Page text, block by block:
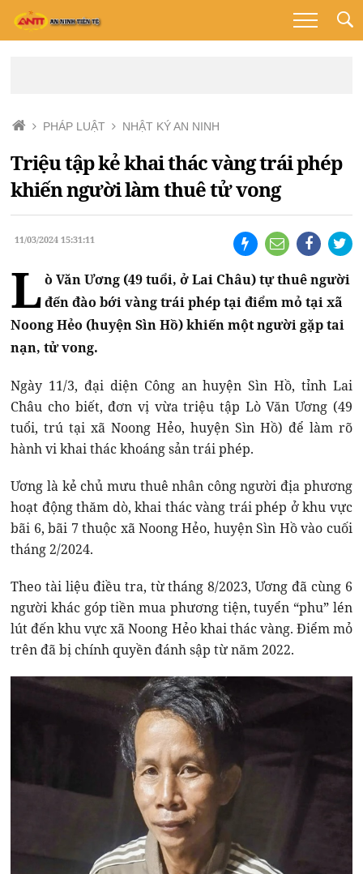
PHÁP LUẬT NHẬT KÝ AN NINH
Triệu tập kẻ khai thác vàng trái phép
khiến người làm thuê tử vong
11/03/2024 15:31:11
L ò Văn Ương (49 tuổi, ở Lai Châu) tự thuê người
đến đào bới vàng trái phép tại điểm mỏ tại xã
Noong Hẻo (huyện Sìn Hồ) khiến một người gặp tai
nạn, tử vong.
Ngày 11/3, đại diện Công an huyện Sìn Hồ, tỉnh Lai
Châu cho biết, đơn vị vừa triệu tập Lò Văn Ương (49
tuổi, trú tại xã Noong Hẻo, huyện Sìn Hồ) để làm rõ
hành vi khai thác khoáng sản trái phép.
Ương là kẻ chủ mưu thuê nhân công người địa phương
hoạt động thăm dò, khai thác vàng trái phép ở khu vực
bãi 6, bãi 7 thuộc xã Noong Hẻo, huyện Sìn Hồ vào cuối
tháng 2/2024.
Theo tài liệu điều tra, từ tháng 8/2023, Ương đã cùng 6
người khác góp tiền mua phương tiện, tuyển “phu” lén
lút đến khu vực xã Noong Hẻo khai thác vàng. Điểm mỏ
trên đã bị chính quyền đánh sập từ năm 2022.